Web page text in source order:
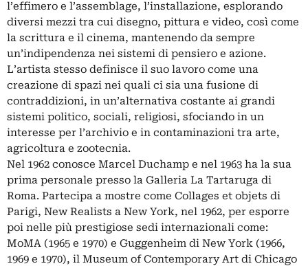
l’effimero e l’assemblage, l’installazione, esplorando
diversi mezzi tra cui disegno, pittura e video, così come
la scrittura e il cinema, mantenendo da sempre
un’indipendenza nei sistemi di pensiero e azione.
L’artista stesso definisce il suo lavoro come una
creazione di spazi nei quali ci sia una fusione di
contraddizioni, in un’alternativa costante ai grandi
sistemi politico, sociali, religiosi, sfociando in un
interesse per l’archivio e in contaminazioni tra arte,
agricoltura e zootecnia.
Nel 1962 conosce Marcel Duchamp e nel 1963 ha la sua
prima personale presso la Galleria La Tartaruga di
Roma. Partecipa a mostre come Collages et objets di
Parigi, New Realists a New York, nel 1962, per esporre
poi nelle più prestigiose sedi internazionali come:
MoMA (1965 e 1970) e Guggenheim di New York (1966,
1969 e 1970), il Museum of Contemporary Art di Chicago